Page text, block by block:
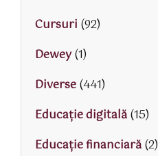
Cursuri (92)
Dewey(1)
Diverse(441)
Educaţie digitală(15)
Educaţie financiară(2)